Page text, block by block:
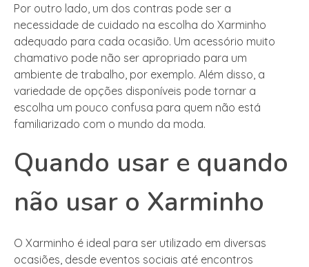
Por outro lado, um dos contras pode ser a
necessidade de cuidado na escolha do Xarminho
adequado para cada ocasião. Um acessório muito
chamativo pode não ser apropriado para um
ambiente de trabalho, por exemplo. Além disso, a
variedade de opções disponíveis pode tornar a
escolha um pouco confusa para quem não está
familiarizado com o mundo da moda.
Quando usar e quando
não usar o Xarminho
O Xarminho é ideal para ser utilizado em diversas
ocasiões, desde eventos sociais até encontros